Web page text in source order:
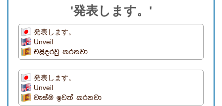
'発表します。'
発表します。
Unveil
එළිදරවු කරනවා
発表します。
Unveil
වැස්ම ඉවත් කරනවා